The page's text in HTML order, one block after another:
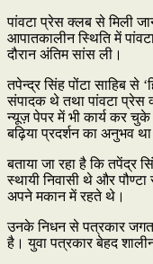
पांवटा प्रेस क्लब से मिली
आपातकालीन स्थिति में
दौरान अंतिम सांस ली।
तपेन्द्र सिंह पोंटा साहिब से
संपादक थे तथा पांवटा
न्यूज़ पेपर में भी कार्य कर
बढ़िया प्रदर्शन का अनुभव
बताया जा रहा है कि तपेंद्र
स्थायी निवासी थे और
अपने मकान में रहते थे।
उनके निधन से पत्रकार जगत,
है। युवा पत्रकार बेहद